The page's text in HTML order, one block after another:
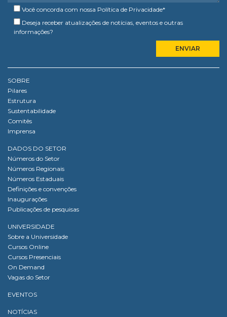
Você concorda com nossa Política de Privacidade*
Deseja receber atualizações de notícias, eventos e outras
informações?
SOBRE
Pilares
Estrutura
Sustentabilidade
Comitês
Imprensa
DADOS DO SETOR
Números do Setor
Números Regionais
Números Estaduais
Definições e convenções
Inaugurações
Publicações de pesquisas
UNIVERSIDADE
Sobre a Universidade
Cursos Online
Cursos Presenciais
On Demand
Vagas do Setor
EVENTOS
NOTÍCIAS